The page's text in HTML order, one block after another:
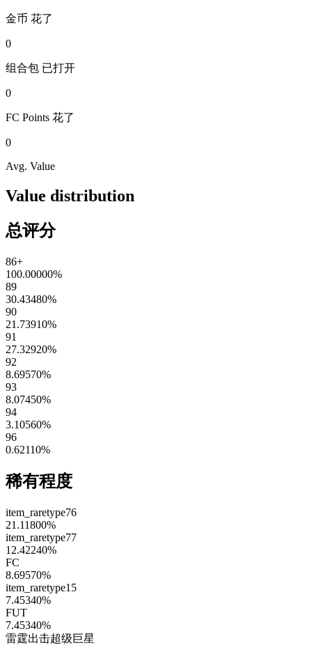
金币 花了
0
组合包 已打开
0
FC Points 花了
0
Avg. Value
Value distribution
总评分
86+
100.00000%
89
30.43480%
90
21.73910%
91
27.32920%
92
8.69570%
93
8.07450%
94
3.10560%
96
0.62110%
稀有程度
item_raretype76
21.11800%
item_raretype77
12.42240%
FC
8.69570%
item_raretype15
7.45340%
FUT
7.45340%
雷霆出击超级巨星